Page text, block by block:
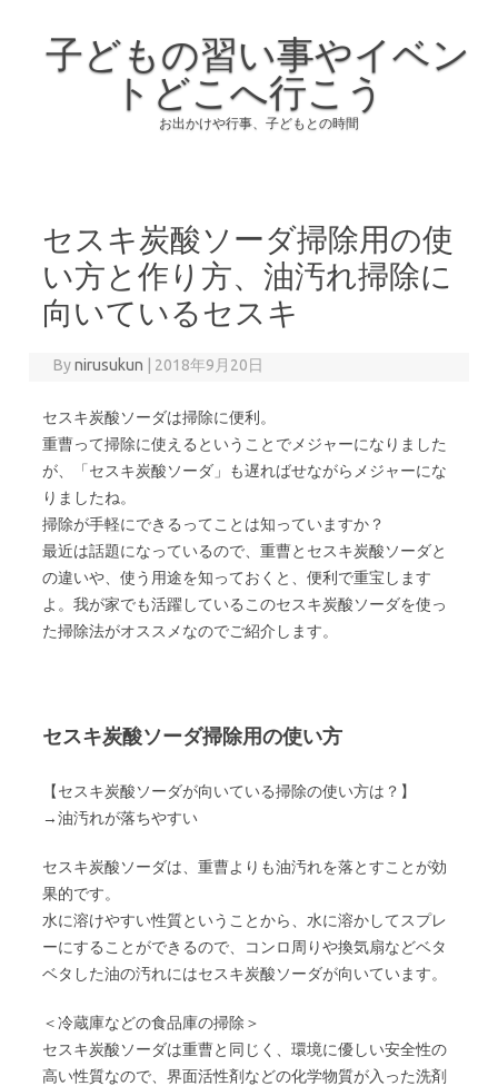
子どもの習い事やイベン
トどこへ行こう
お出かけや行事、子どもとの時間
セスキ炭酸ソーダ掃除用の使
い方と作り方、油汚れ掃除に
向いているセスキ
Bynirusukun 2018年9月20日
セスキ炭酸ソーダは掃除に便利。
重曹って掃除に使えるということでメジャーになりました
が、「セスキ炭酸ソーダ」も遅ればせながらメジャーにな
りましたね。
掃除が手軽にできるってことは知っていますか？
最近は話題になっているので、重曹とセスキ炭酸ソーダと
の違いや、使う用途を知っておくと、便利で重宝します
よ。我が家でも活躍しているこのセスキ炭酸ソーダを使っ
た掃除法がオススメなのでご紹介します。
セスキ炭酸ソーダ掃除用の使い方
【セスキ炭酸ソーダが向いている掃除の使い方は？】
→油汚れが落ちやすい
セスキ炭酸ソーダは、重曹よりも油汚れを落とすことが効
果的です。
水に溶けやすい性質ということから、水に溶かしてスプレ
ーにすることができるので、コンロ周りや換気扇などベタ
ベタした油の汚れにはセスキ炭酸ソーダが向いています。
＜冷蔵庫などの食品庫の掃除＞
セスキ炭酸ソーダは重曹と同じく、環境に優しい安全性の
高い性質なので、界面活性剤などの化学物質が入った洗剤